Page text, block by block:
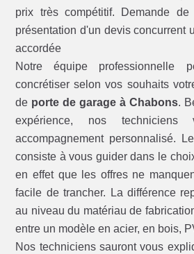
prix très compétitif. Demande
présentation d'un devis concurrent
accordée
Notre équipe professionnelle
concrétiser selon vos souhaits
de porte de garage à Chabons.
expérience, nos
accompagnement personnalisé.
consiste à vous guider dans le
en effet que les offres ne
facile de trancher. La différence
au niveau du matériau de
entre un modèle en acier, en bois,
Nos techniciens sauront vous